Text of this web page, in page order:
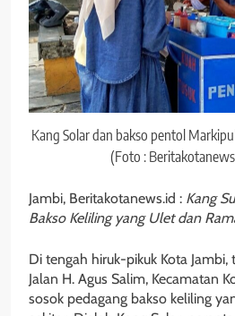
Kang Solar dan bakso pentol
(Foto :
Jambi, Beritakotanews.id : Kang
Bakso Keliling yang Ulet dan
Di tengah hiruk-pikuk Kota
Jalan H. Agus Salim, Kecamatan
sosok pedagang bakso keliling